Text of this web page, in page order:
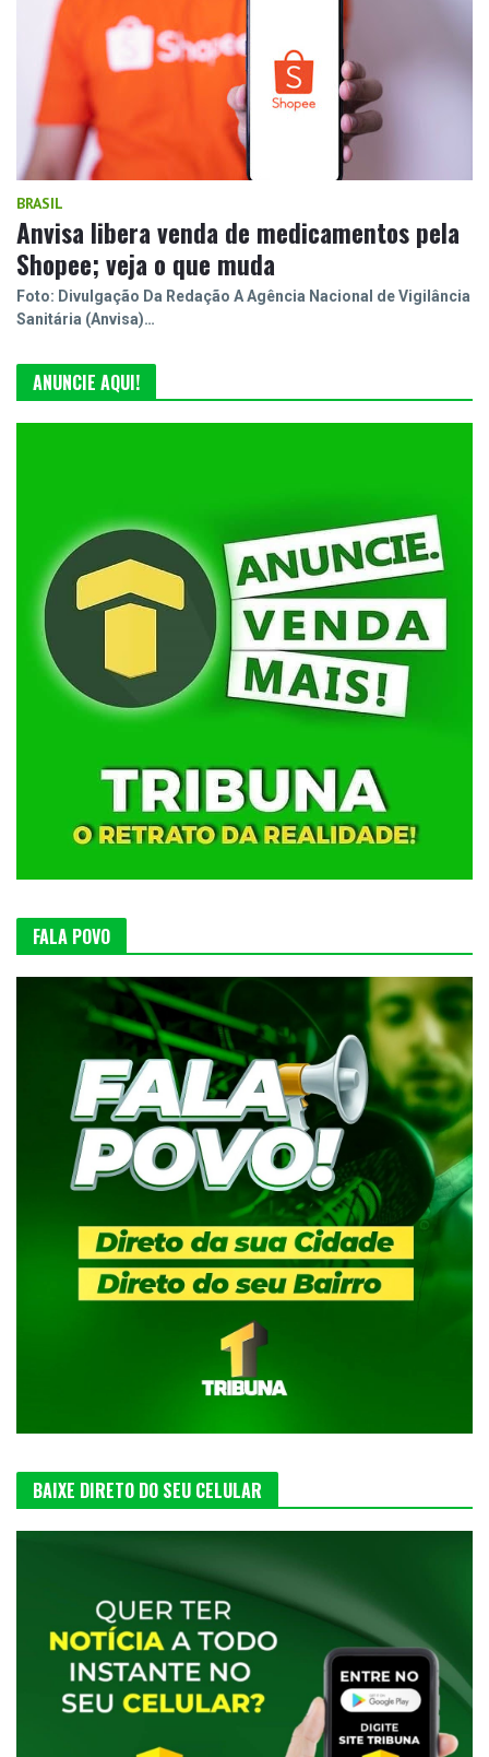
BRASIL
Anvisa libera venda de medicamentos pela
Shopee; veja o que muda
Foto: Divulgação Da Redação A Agência Nacional de Vigilância
Sanitária (Anvisa)…
ANUNCIE AQUI!
FALA POVO
BAIXE DIRETO DO SEU CELULAR